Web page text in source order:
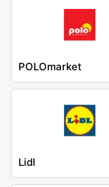
POLOmarket
Lidl